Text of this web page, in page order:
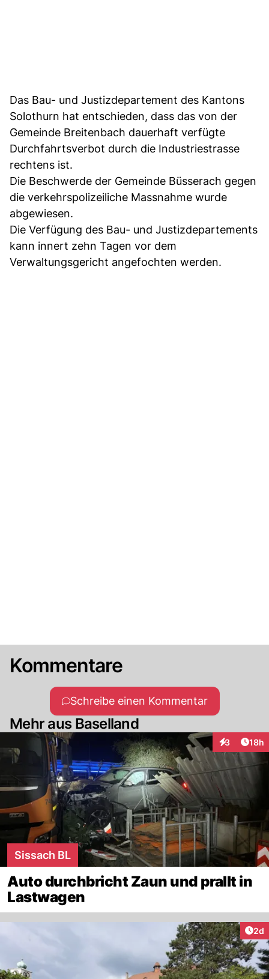
Das Bau- und Justizdepartement des Kantons
Solothurn hat entschieden, dass das von der
Gemeinde Breitenbach dauerhaft verfügte
Durchfahrtsverbot durch die Industriestrasse
rechtens ist.
Die Beschwerde der Gemeinde Büsserach gegen
die verkehrspolizeiliche Massnahme wurde
abgewiesen.
Die Verfügung des Bau- und Justizdepartements
kann innert zehn Tagen vor dem
Verwaltungsgericht angefochten werden.
Kommentare
Schreibe einen Kommentar
Mehr aus Baselland
3
Interaktionen
18h
Sissach BL
Auto durchbricht Zaun und prallt in
Lastwagen
2d